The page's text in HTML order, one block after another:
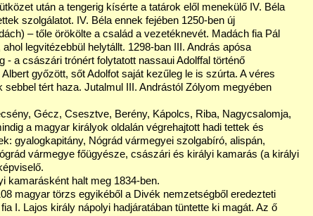
után a tengerig kísérte a tatárok elől menekülő IV. Béla
szolgálatot. IV. Béla ennek fejében 1250-ben új
– tőle örökölte a család a vezetéknevét. Madách fia Pál
legvitézebbül helytállt. 1298-ban III. András apósa
a császári trónért folytatott nassaui Adolffal történő
győzött, sőt Adolfot saját kezűleg le is szúrta. A véres
tért haza. Jutalmul III. Andrástól Zólyom megyében
Gécz, Csesztve, Berény, Kápolcs, Riba, Nagycsalomja,
a magyar királyok oldalán végrehajtott hadi tettek és
gyalogkapitány, Nógrád vármegyei szolgabíró, alispán,
vármegye főügyésze, császári és királyi kamarás (a királyi
kamarásként halt meg 1834-ben.
magyar törzs egyikéből a Divék nemzetségből eredezteti
I. Lajos király nápolyi hadjáratában tüntette ki magát. Az ő